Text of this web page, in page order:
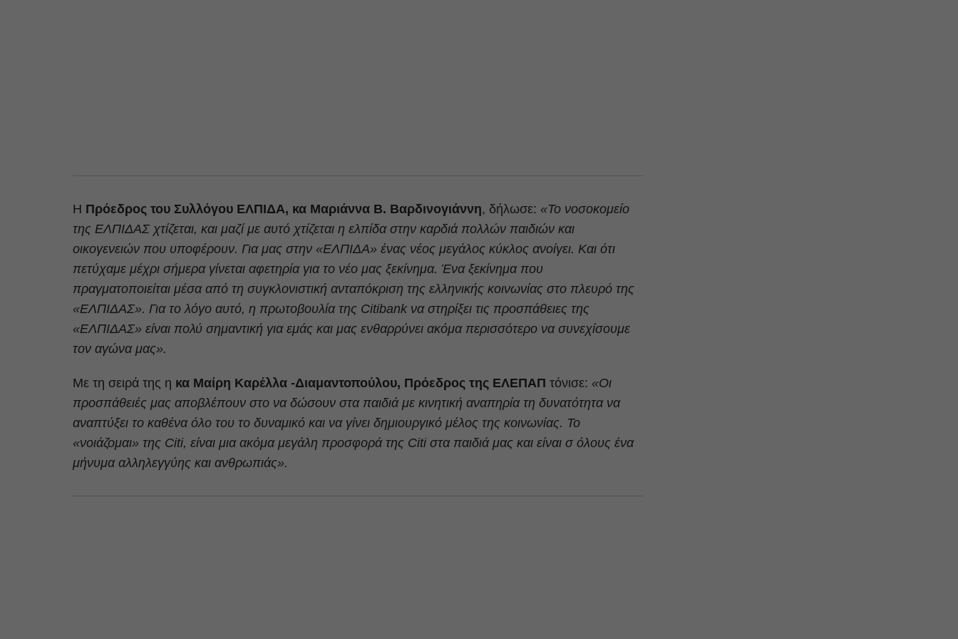
Η Πρόεδρος του Συλλόγου ΕΛΠΙΔΑ, κα Μαριάννα B. Βαρδινογιάννη, δήλωσε: «Το νοσοκομείο
της ΕΛΠΙΔΑΣ χτίζεται, και μαζί με αυτό χτίζεται η ελπίδα στην καρδιά πολλών παιδιών και
οικογενειών που υποφέρουν. Για μας στην «ΕΛΠΙΔΑ» ένας νέος μεγάλος κύκλος ανοίγει. Και ότι
πετύχαμε μέχρι σήμερα γίνεται αφετηρία για το νέο μας ξεκίνημα. Ένα ξεκίνημα που
πραγματοποιείται μέσα από τη συγκλονιστική ανταπόκριση της ελληνικής κοινωνίας στο πλευρό της
«ΕΛΠΙΔΑΣ». Για το λόγο αυτό, η πρωτοβουλία της Citibank να στηρίξει τις προσπάθειες της
«ΕΛΠΙΔΑΣ» είναι πολύ σημαντική για εμάς και μας ενθαρρύνει ακόμα περισσότερο να συνεχίσουμε
τον αγώνα μας».
Με τη σειρά της η κα Μαίρη Καρέλλα -Διαμαντοπούλου, Πρόεδρος της ΕΛΕΠΑΠ τόνισε: «Οι
προσπάθειές μας αποβλέπουν στο να δώσουν στα παιδιά με κινητική αναπηρία τη δυνατότητα να
αναπτύξει το καθένα όλο του το δυναμικό και να γίνει δημιουργικό μέλος της κοινωνίας. Το
«νοιάζομαι» της Citi, είναι μια ακόμα μεγάλη προσφορά της Citi στα παιδιά μας και είναι σ όλους ένα
μήνυμα αλληλεγγύης και ανθρωπιάς».